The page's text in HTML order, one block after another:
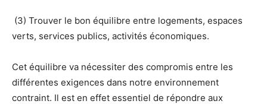
(3) Trouver le bon équilibre entre logements, espaces
verts, services publics, activités économiques.
Cet équilibre va nécessiter des compromis entre les
différentes exigences dans notre environnement
contraint. Il est en effet essentiel de répondre aux